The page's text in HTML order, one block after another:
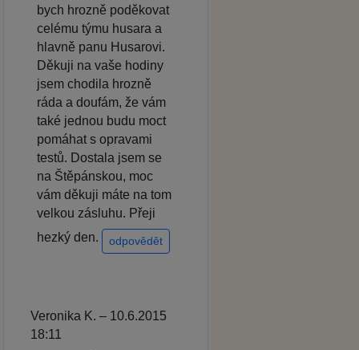
bych hrozně poděkovat
celému týmu husara a
hlavně panu Husarovi.
Děkuji na vaše hodiny
jsem chodila hrozně
ráda a doufám, že vám
také jednou budu moct
pomáhat s opravami
testů. Dostala jsem se
na Štěpánskou, moc
vám děkuji máte na tom
velkou zásluhu. Přeji
hezký den.
odpovědět
Veronika K. – 10.6.2015
18:11